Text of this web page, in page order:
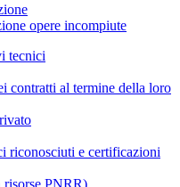
opere incompiute
tecnici
contratti al termine della loro
riconosciuti e certificazioni
risorse PNRR)